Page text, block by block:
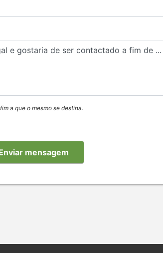
a que o mesmo se destina.